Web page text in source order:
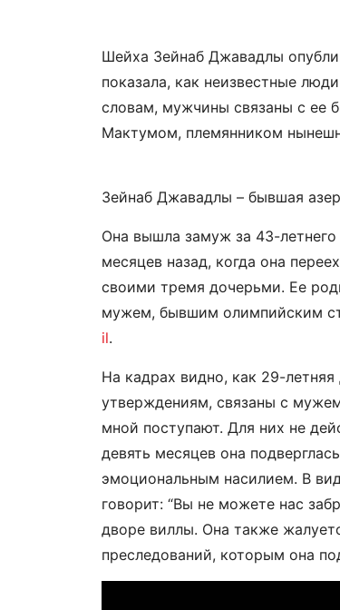
Шейха Зейнаб Джавадлы
показала, как неизвестные
словам, мужчины связаны с
Мактумом, племянником
Зейнаб Джавадлы – бывшая
Она вышла замуж за 43-
месяцев назад, когда она
своими тремя дочерьми. Ее
мужем, бывшим олимпийским
il.
На кадрах видно, как 29-
утверждениям, связаны с
мной поступают. Для них не
девять месяцев она
эмоциональным насилием. В
говорит: “Вы не можете нас
дворе виллы. Она также
преследований, которым она